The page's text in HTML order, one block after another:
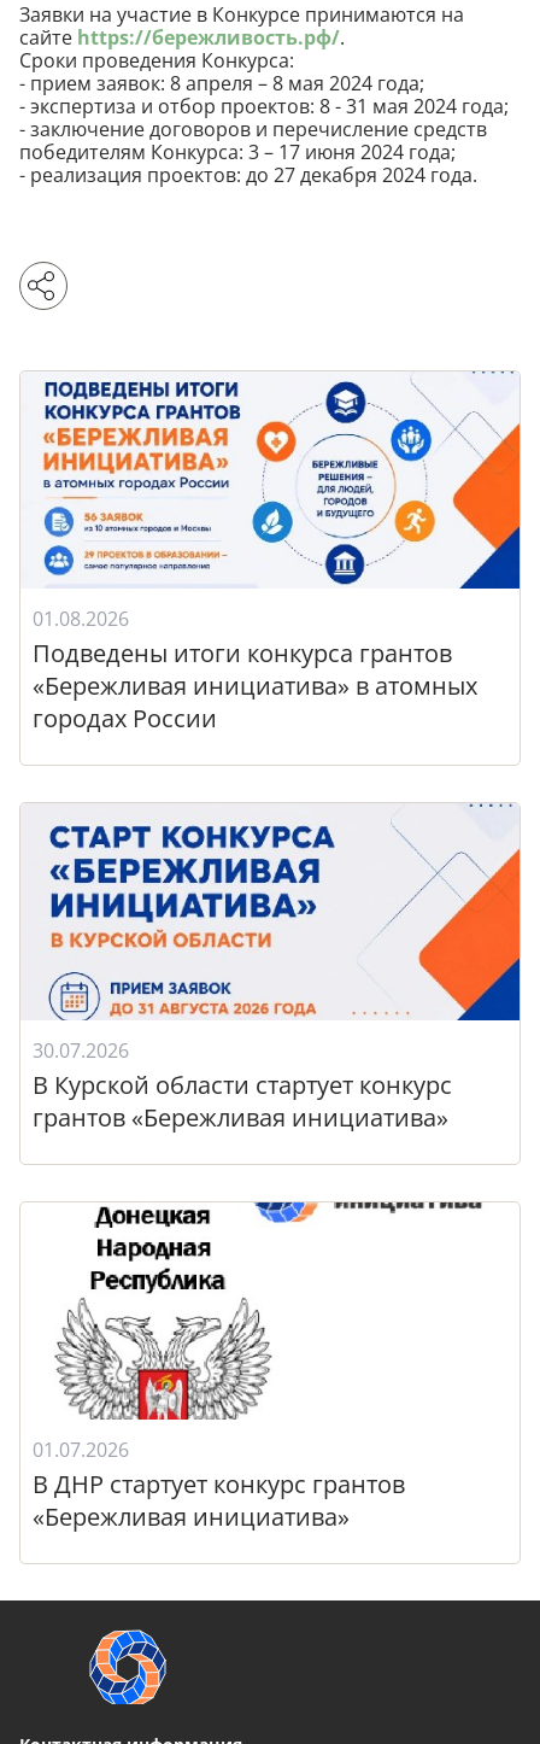
Заявки на участие в Конкурсе принимаются на
сайте https://бережливость.рф/.
Сроки проведения Конкурса:
- прием заявок: 8 апреля – 8 мая 2024 года;
- экспертиза и отбор проектов: 8 - 31 мая 2024 года;
- заключение договоров и перечисление средств
победителям Конкурса: 3 – 17 июня 2024 года;
- реализация проектов: до 27 декабря 2024 года.
01.08.2026
Подведены итоги конкурса грантов
«Бережливая инициатива» в атомных
городах России
30.07.2026
В Курской области стартует конкурс
грантов «Бережливая инициатива»
01.07.2026
В ДНР стартует конкурс грантов
«Бережливая инициатива»